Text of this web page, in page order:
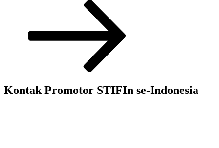
Kontak Promotor STIFIn se-Indonesia